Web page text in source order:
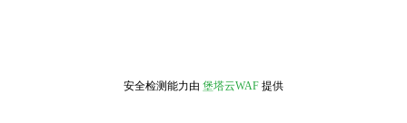
安全检测能力由 堡塔云WAF 提供